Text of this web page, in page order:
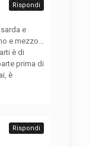
e
e mezzo…
è di
prima di
è
Rispondi
Rispondi